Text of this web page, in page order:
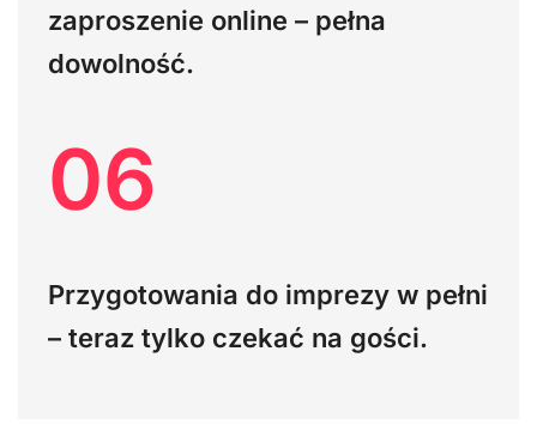
zaproszenie online – pełna
dowolność.
06
Przygotowania do imprezy w pełni
– teraz tylko czekać na gości.